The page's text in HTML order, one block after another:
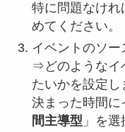
特に問題なけれ
めてください。
イベントのソー
⇒どのようなイ
たいかを設定し
決まった時間に
間主導型 」を選